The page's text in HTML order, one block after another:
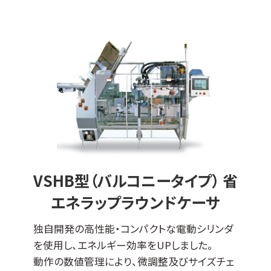
VSHB型（バルコニータイプ） 省
エネラップラウンドケーサ
独自開発の高性能・コンパクトな電動シリンダ
を使用し、エネルギー効率をUPしました。
動作の数値管理により、微調整及びサイズチェ